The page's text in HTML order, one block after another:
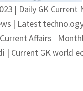
| Daily GK
| Latest
Affairs |
| Current GK world